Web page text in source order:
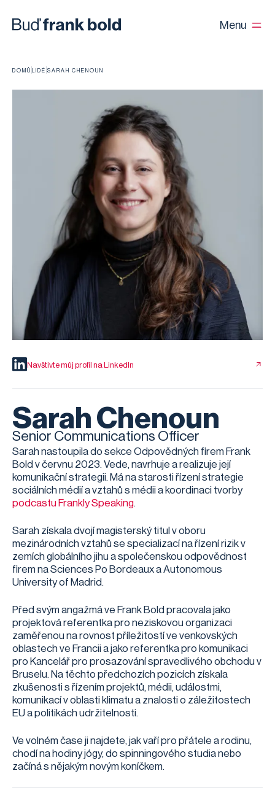
Menu
DOMŮ LIDÉ SARAH CHENOUN
Navštivte můj profil na LinkedIn
Sarah Chenoun
Senior Communications Officer
Sarah nastoupila do sekce Odpovědných firem Frank
Bold v červnu 2023. Vede, navrhuje a realizuje její
komunikační strategii. Má na starosti řízení strategie
sociálních médií a vztahů s médii a koordinaci tvorby
podcastu Frankly Speaking.
Sarah získala dvojí magisterský titul v oboru
mezinárodních vztahů se specializací na řízení rizik v
zemích globálního jihu a společenskou odpovědnost
firem na Sciences Po Bordeaux a Autonomous
University of Madrid.
Před svým angažmá ve Frank Bold pracovala jako
projektová referentka pro neziskovou organizaci
zaměřenou na rovnost příležitostí ve venkovských
oblastech ve Francii a jako referentka pro komunikaci
pro Kancelář pro prosazování spravedlivého obchodu v
Bruselu. Na těchto předchozích pozicích získala
zkušenosti s řízením projektů, médii, událostmi,
komunikací v oblasti klimatu a znalosti o záležitostech
EU a politikách udržitelnosti.
Ve volném čase ji najdete, jak vaří pro přátele a rodinu,
chodí na hodiny jógy, do spinningového studia nebo
začíná s nějakým novým koníčkem.